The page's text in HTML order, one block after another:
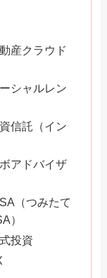
産クラウド
シャルレン
信託（イン
アドバイザ
（つみたて
）
投資